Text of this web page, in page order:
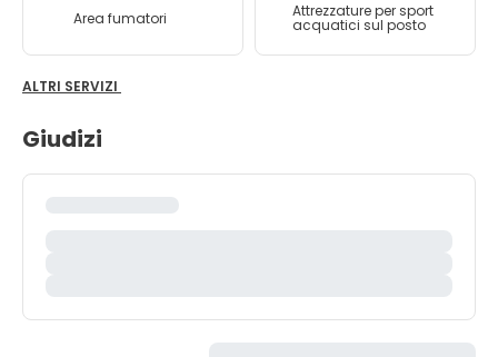
Area fumatori Attrezzature per sport
acquatici sul posto
ALTRI SERVIZI
Giudizi